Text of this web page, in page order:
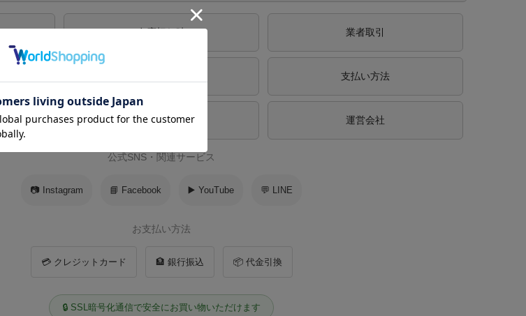
在庫切れ時 業者取引
支払い方法
お客様の声 運営会社
公式SNS・関連サービス
📷 Instagram 📘 Facebook ▶️ YouTube 💬 LINE
お支払い方法
💳 クレジットカード 🏦 銀行振込 📦 代金引換
🔒 SSL暗号化通信で安全にお買い物いただけます